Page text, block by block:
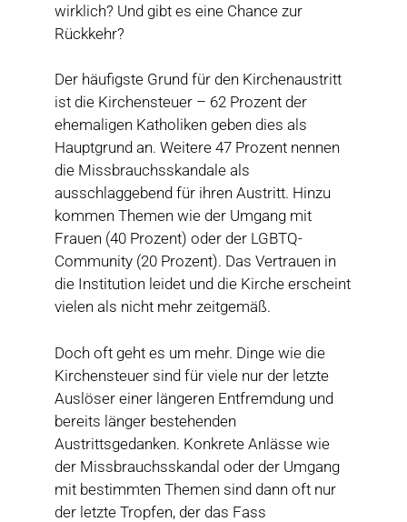
wirklich? Und gibt es eine Chance zur
Rückkehr?
Der häufigste Grund für den Kirchenaustritt
ist die Kirchensteuer – 62 Prozent der
ehemaligen Katholiken geben dies als
Hauptgrund an. Weitere 47 Prozent nennen
die Missbrauchsskandale als
ausschlaggebend für ihren Austritt. Hinzu
kommen Themen wie der Umgang mit
Frauen (40 Prozent) oder der LGBTQ-
Community (20 Prozent). Das Vertrauen in
die Institution leidet und die Kirche erscheint
vielen als nicht mehr zeitgemäß.
Doch oft geht es um mehr. Dinge wie die
Kirchensteuer sind für viele nur der letzte
Auslöser einer längeren Entfremdung und
bereits länger bestehenden
Austrittsgedanken. Konkrete Anlässe wie
der Missbrauchsskandal oder der Umgang
mit bestimmten Themen sind dann oft nur
der letzte Tropfen, der das Fass